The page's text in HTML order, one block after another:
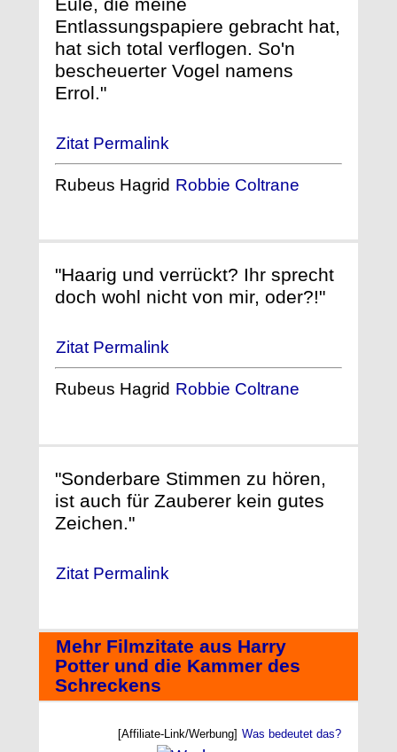
Entlassungspapiere gebracht hat,
hat sich total verflogen. So'n
bescheuerter Vogel namens
Errol."
Zitat Permalink
Rubeus Hagrid Robbie Coltrane
"Haarig und verrückt? Ihr sprecht
doch wohl nicht von mir, oder?!"
Zitat Permalink
Rubeus Hagrid Robbie Coltrane
"Sonderbare Stimmen zu hören,
ist auch für Zauberer kein gutes
Zeichen."
Zitat Permalink
Mehr Filmzitate aus Harry
Potter und die Kammer des
Schreckens
[Affiliate-Link/Werbung] Was bedeutet das?